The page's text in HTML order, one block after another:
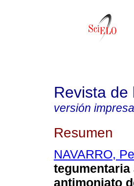
Revista de
versión impresa
Resumen
NAVARRO,
tegumentaria
antimoniato